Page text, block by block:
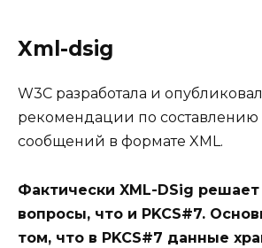
Xml-dsig
W3C разработала и
рекомендации по
сообщений в формате XML.
Фактически XML-DSig
вопросы, что и PKCS#7.
том, что в PKCS#7 данные